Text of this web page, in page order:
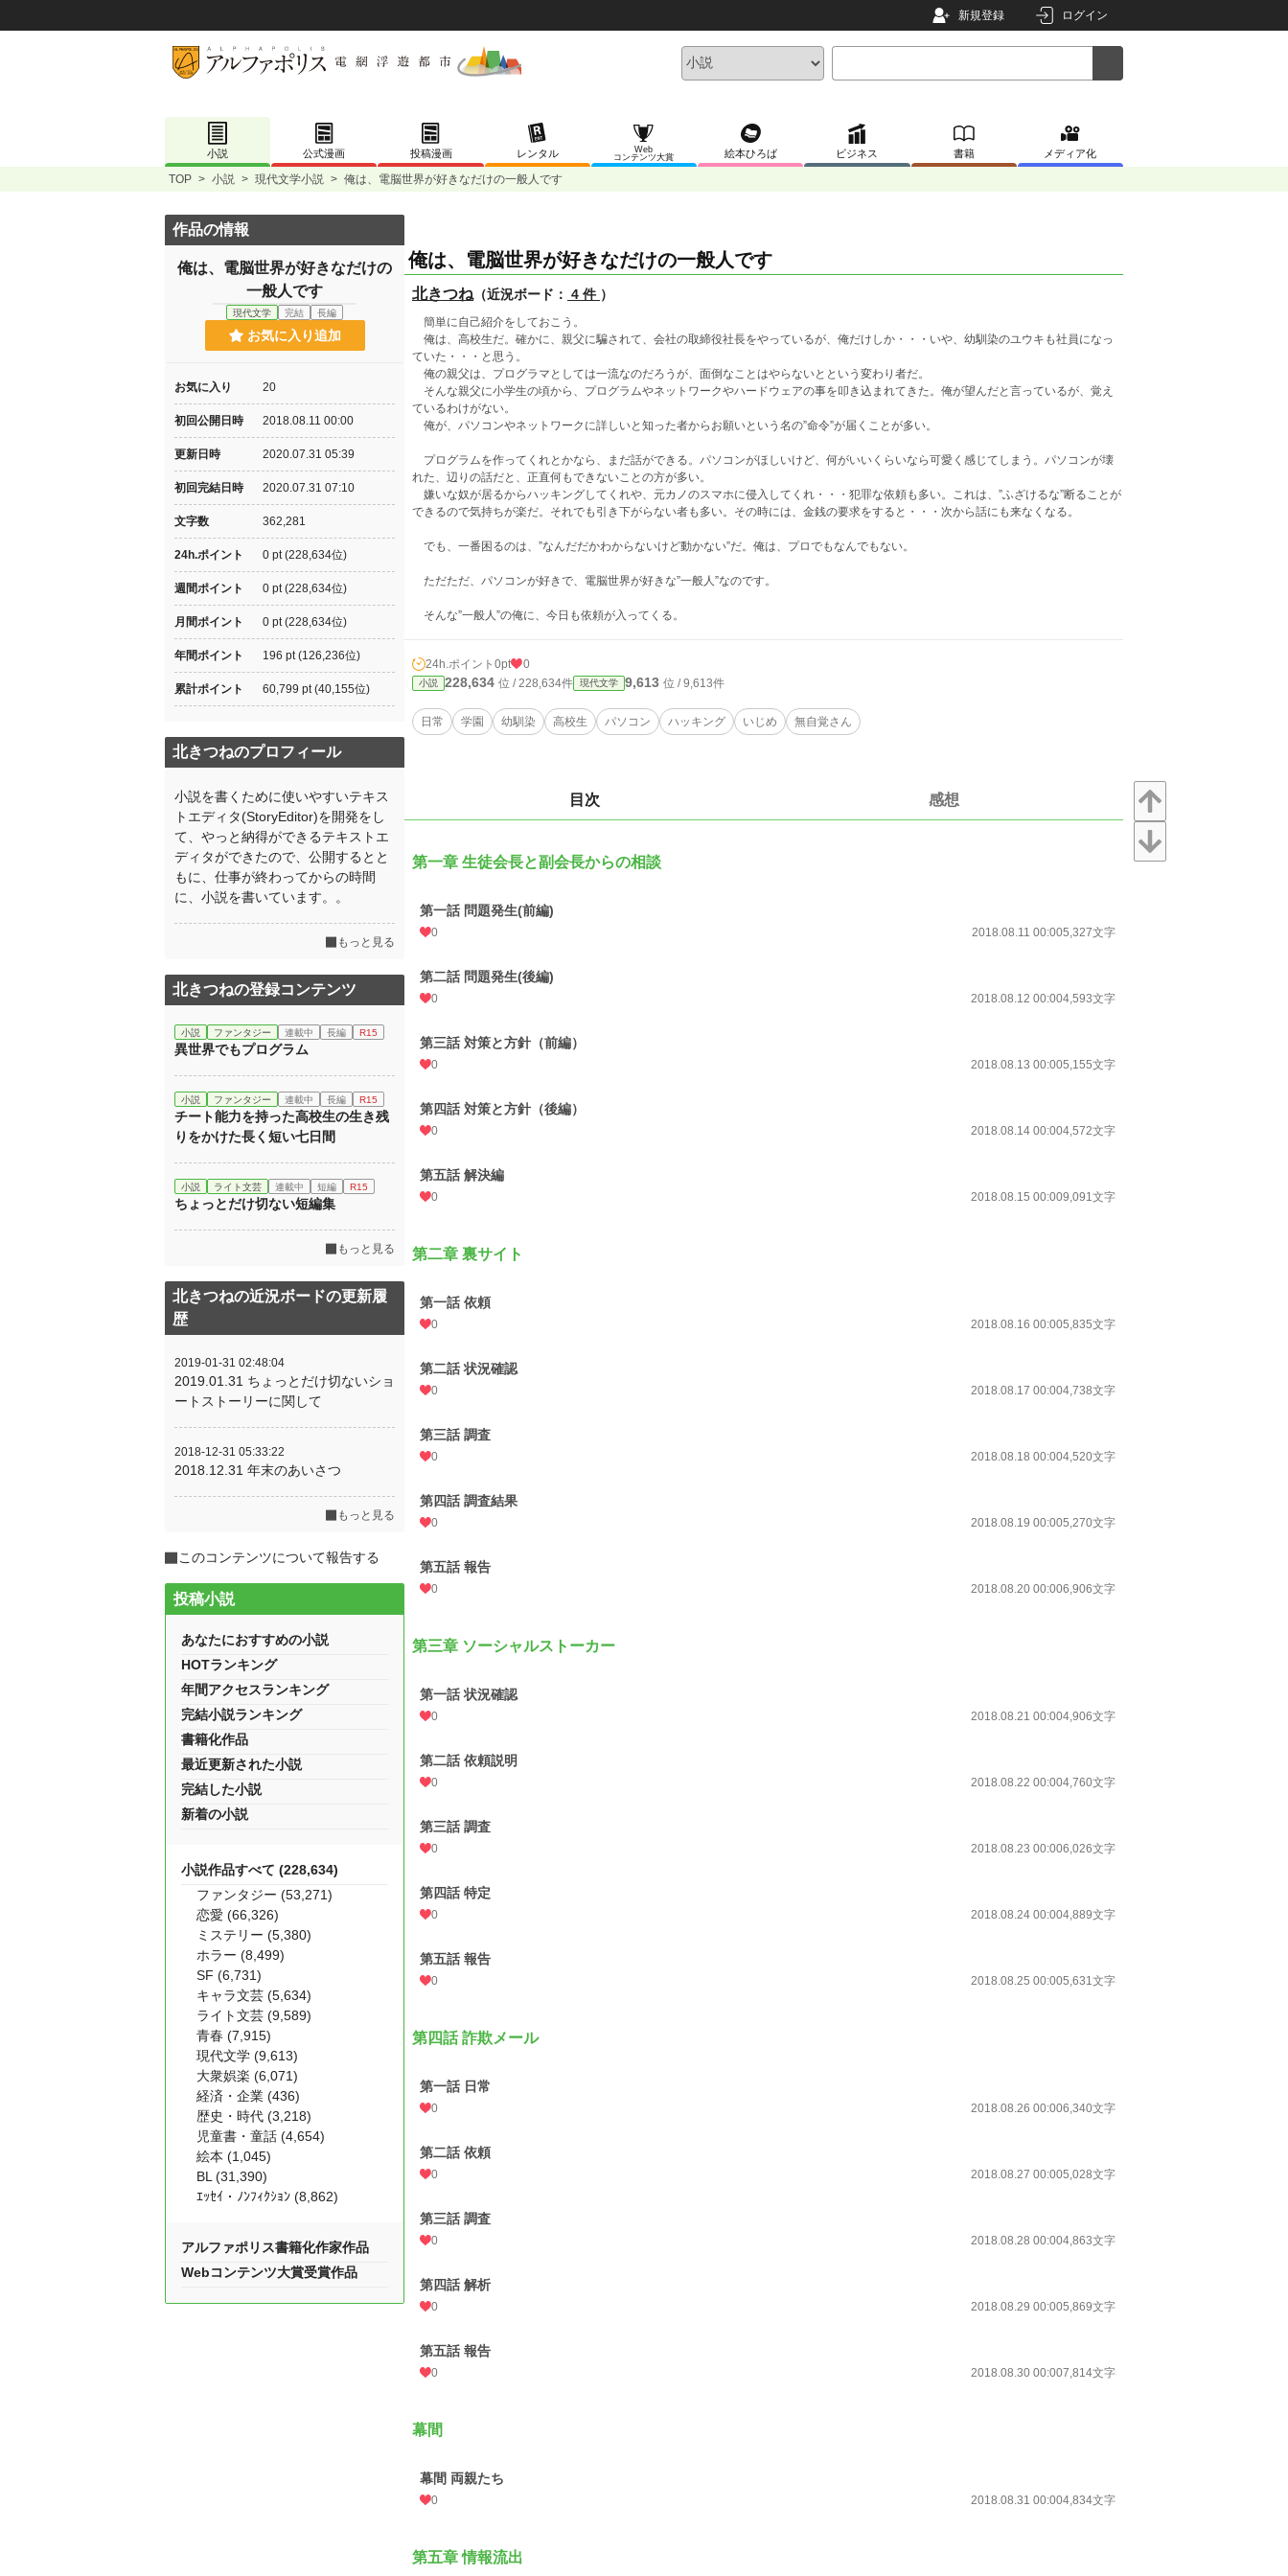
新規登録 ログイン
小説 公式漫画 投稿漫画 レンタル
Web
コンテンツ大賞
絵本ひろば ビジネス 書籍 メディア化
TOP > 小説 > 現代文学小説 > 俺は、電脳世界が好きなだけの一般人です
俺は、電脳世界が好きなだけの一般人です
北きつね （近況ボード： 4 件 ）
簡単に自己紹介をしておこう。
俺は、高校生だ。確かに、親父に騙されて、会社の取締役社長をやっているが、俺だけしか・・・いや、幼馴染のユウキも社員になっ
ていた・・・と思う。
俺の親父は、プログラマとしては一流なのだろうが、面倒なことはやらないとという変わり者だ。
そんな親父に小学生の頃から、プログラムやネットワークやハードウェアの事を叩き込まれてきた。俺が望んだと言っているが、覚え
ているわけがない。
俺が、パソコンやネットワークに詳しいと知った者からお願いという名の”命令”が届くことが多い。
プログラムを作ってくれとかなら、まだ話ができる。パソコンがほしいけど、何がいいくらいなら可愛く感じてしまう。パソコンが壊
れた、辺りの話だと、正直何もできないことの方が多い。
嫌いな奴が居るからハッキングしてくれや、元カノのスマホに侵入してくれ・・・犯罪な依頼も多い。これは、”ふざけるな”断ることが
できるので気持ちが楽だ。それでも引き下がらない者も多い。その時には、金銭の要求をすると・・・次から話にも来なくなる。
でも、一番困るのは、”なんだだかわからないけど動かない”だ。俺は、プロでもなんでもない。
ただただ、パソコンが好きで、電脳世界が好きな”一般人”なのです。
そんな”一般人”の俺に、今日も依頼が入ってくる。
24h.ポイント 0pt 0
小説 228,634 位 / 228,634件 現代文学 9,613 位 / 9,613件
日常 学園 幼馴染 高校生 パソコン ハッキング いじめ 無自覚さん
目次 感想
第一章 生徒会長と副会長からの相談
第一話 問題発生(前編)
0 2018.08.11 00:005,327文字
第二話 問題発生(後編)
0 2018.08.12 00:004,593文字
第三話 対策と方針（前編）
0 2018.08.13 00:005,155文字
第四話 対策と方針（後編）
0 2018.08.14 00:004,572文字
第五話 解決編
0 2018.08.15 00:009,091文字
第二章 裏サイト
第一話 依頼
0 2018.08.16 00:005,835文字
第二話 状況確認
0 2018.08.17 00:004,738文字
第三話 調査
0 2018.08.18 00:004,520文字
第四話 調査結果
0 2018.08.19 00:005,270文字
第五話 報告
0 2018.08.20 00:006,906文字
第三章 ソーシャルストーカー
第一話 状況確認
0 2018.08.21 00:004,906文字
第二話 依頼説明
0 2018.08.22 00:004,760文字
第三話 調査
0 2018.08.23 00:006,026文字
第四話 特定
0 2018.08.24 00:004,889文字
第五話 報告
0 2018.08.25 00:005,631文字
第四話 詐欺メール
第一話 日常
0 2018.08.26 00:006,340文字
第二話 依頼
0 2018.08.27 00:005,028文字
第三話 調査
0 2018.08.28 00:004,863文字
第四話 解析
0 2018.08.29 00:005,869文字
第五話 報告
0 2018.08.30 00:007,814文字
幕間
幕間 両親たち
0 2018.08.31 00:004,834文字
第五章 情報流出
作品の情報
俺は、電脳世界が好きなだけの
一般人です
現代文学 完結 長編
お気に入り追加
お気に入り 20
初回公開日時 2018.08.11 00:00
更新日時 2020.07.31 05:39
初回完結日時 2020.07.31 07:10
文字数 362,281
24h.ポイント 0 pt (228,634位)
週間ポイント 0 pt (228,634位)
月間ポイント 0 pt (228,634位)
年間ポイント 196 pt (126,236位)
累計ポイント 60,799 pt (40,155位)
北きつねのプロフィール
小説を書くために使いやすいテキス
トエディタ(StoryEditor)を開発をし
て、やっと納得ができるテキストエ
ディタができたので、公開するとと
もに、仕事が終わってからの時間
に、小説を書いています。。
もっと見る
北きつねの登録コンテンツ
小説 ファンタジー 連載中 長編 R15
異世界でもプログラム
小説 ファンタジー 連載中 長編 R15
チート能力を持った高校生の生き残
りをかけた長く短い七日間
小説 ライト文芸 連載中 短編 R15
ちょっとだけ切ない短編集
もっと見る
北きつねの近況ボードの更新履
歴
2019-01-31 02:48:04
2019.01.31 ちょっとだけ切ないショ
ートストーリーに関して
2018-12-31 05:33:22
2018.12.31 年末のあいさつ
もっと見る
このコンテンツについて報告する
投稿小説
あなたにおすすめの小説
HOTランキング
年間アクセスランキング
完結小説ランキング
書籍化作品
最近更新された小説
完結した小説
新着の小説
小説作品すべて (228,634)
ファンタジー (53,271)
恋愛 (66,326)
ミステリー (5,380)
ホラー (8,499)
SF (6,731)
キャラ文芸 (5,634)
ライト文芸 (9,589)
青春 (7,915)
現代文学 (9,613)
大衆娯楽 (6,071)
経済・企業 (436)
歴史・時代 (3,218)
児童書・童話 (4,654)
絵本 (1,045)
BL (31,390)
ｴｯｾｲ・ﾉﾝﾌｨｸｼｮﾝ (8,862)
アルファポリス書籍化作家作品
Webコンテンツ大賞受賞作品